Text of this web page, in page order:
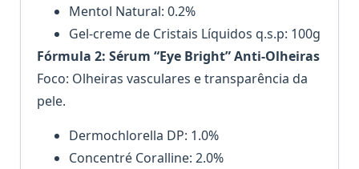
Mentol Natural: 0.2%
Gel-creme de Cristais Líquidos q.s.p: 100g
Fórmula 2: Sérum “Eye Bright” Anti-Olheiras
Foco: Olheiras vasculares e transparência da
pele.
Dermochlorella DP: 1.0%
Concentré Coralline: 2.0%